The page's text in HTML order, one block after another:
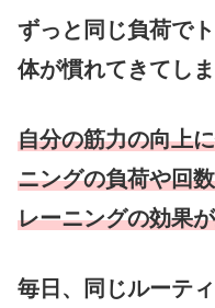
ずっと同じ負荷で
体が慣れてきてしま
自分の筋力の向上
ニングの負荷や回
レーニングの効果
毎日、同じルーテ